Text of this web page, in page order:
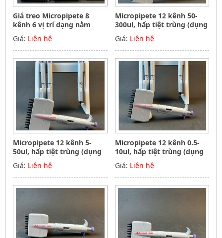
Giá treo Micropipete 8
kênh 6 vị trí dạng nằm
ngang, Hãng Phoenix
instrument Germany
Giá: Liên hệ
Micropipete 12 kênh 50-
300ul, hấp tiệt trùng (dụng
cụ hút mẫu, chất lỏng),
Hãng Phoenix instrument
Germany
Giá: Liên hệ
Micropipete 12 kênh 5-
50ul, hấp tiệt trùng (dụng
cụ hút mẫu, chất lỏng),
Hãng Phoenix instrument
Germany
Giá: Liên hệ
Micropipete 12 kênh 0.5-
10ul, hấp tiệt trùng (dụng
cụ hút mẫu, chất lỏng),
Hãng Phoenix instrument
Germany
Giá: Liên hệ